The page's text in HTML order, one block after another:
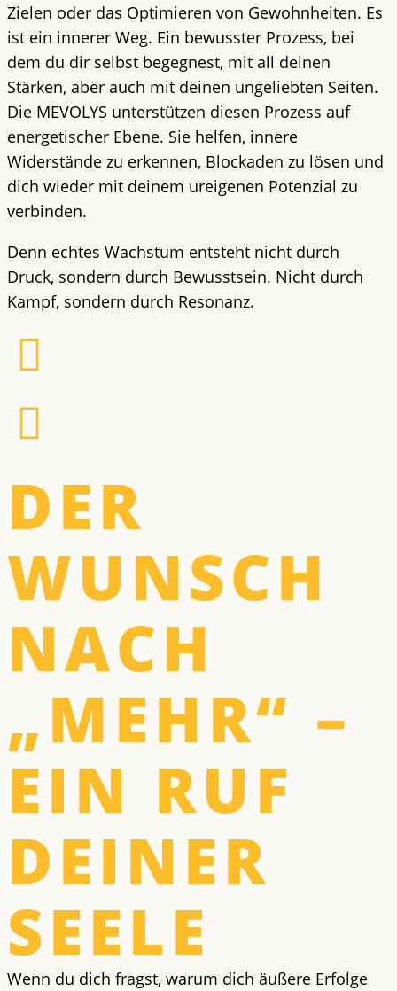
Zielen oder das Optimieren von Gewohnheiten. Es
ist ein innerer Weg. Ein bewusster Prozess, bei
dem du dir selbst begegnest, mit all deinen
Stärken, aber auch mit deinen ungeliebten Seiten.
Die MEVOLYS unterstützen diesen Prozess auf
energetischer Ebene. Sie helfen, innere
Widerstände zu erkennen, Blockaden zu lösen und
dich wieder mit deinem ureigenen Potenzial zu
verbinden.
Denn echtes Wachstum entsteht nicht durch
Druck, sondern durch Bewusstsein. Nicht durch
Kampf, sondern durch Resonanz.
DER
WUNSCH
NACH
„MEHR“ –
EIN RUF
DEINER
SEELE
Wenn du dich fragst, warum dich äußere Erfolge